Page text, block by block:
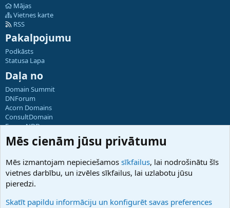
Mājas
Vietnes karte
RSS
Pakalpojumu
Podkāsts
Statusa Lapa
Daļa no
Domain Summit
DNForum
Acorn Domains
ConsultDomain
ForumNDD
Domainforum.ro
27.be
Hostmaria
Atbalsts
Palīdzība
Mēs cienām jūsu privātumu
Mēs izmantojam nepieciešamos sīkfailus, lai nodrošinātu šīs
vietnes darbību, un izvēles sīkfailus, lai uzlabotu jūsu
pieredzi.
Skatīt papildu informāciju un konfigurēt savas preferences